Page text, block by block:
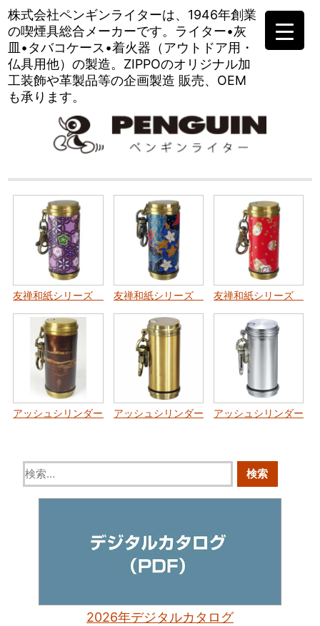
株式会社ペンギンライターは、 1946年創業
の喫煙具総合メーカーです。 ライター•灰
皿•タバコケース•着火器（アウトドア用・
仏具用他）の製造。 ZIPPOのオリジナル加
工装飾や革製品等の企画製造 販売、OEM
も承ります。
友禅和紙シリーズ アッシュシリンダー ブラス 和紙 松竹梅
友禅和紙シリーズ アッシュシリンダー
友禅和紙シリーズ
アッシュシリンダー ブラス サクラボ｜ペンギンライター ×
アッシュシリンダー スタンダード ブラス（
アッシュシリンダー
2026年デジタルカタログ